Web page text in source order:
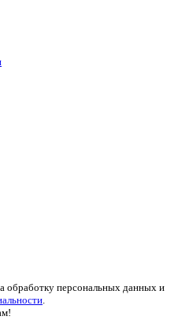
обработку персональных данных и
.